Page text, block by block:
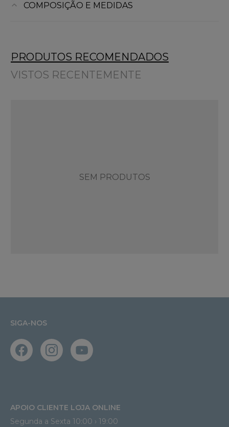
COMPOSIÇÃO E MEDIDAS
PRODUTOS RECOMENDADOS
VISTOS RECENTEMENTE
SEM PRODUTOS
SIGA-NOS
APOIO CLIENTE LOJA ONLINE
Segunda a Sexta 10:00 › 19:00